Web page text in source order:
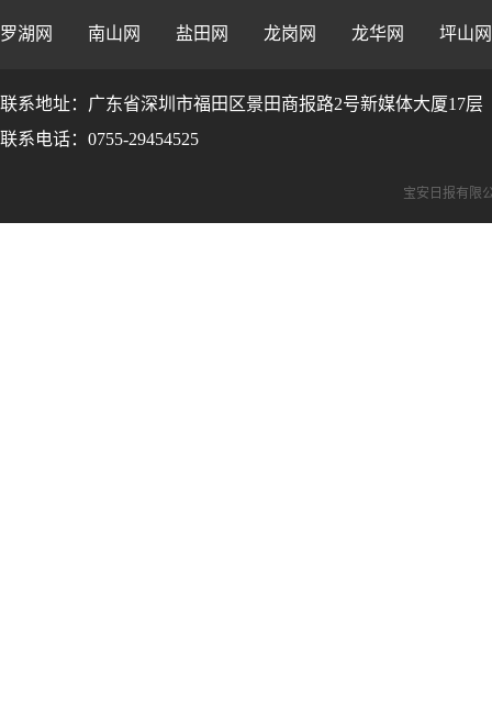
罗湖网 南山网 盐田网 龙岗网 龙华网 坪山网
联系地址：广东省深圳市福田区景田商报路2号新媒体大厦17层
联系电话：0755-29454525
宝安日报有限